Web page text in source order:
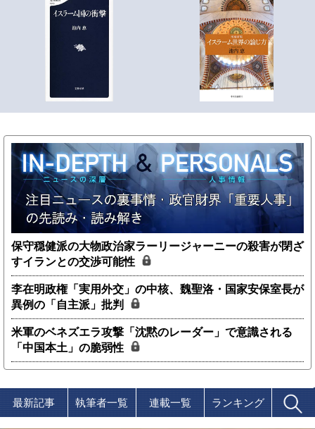
保守穏健派の大物政治家ラーリージャーニーの殺害が閉ざ
すイランとの交渉可能性
李在明政権「実用外交」の中核、魏聖洛・国家安保室長が
異例の「自主派」批判
米軍のベネズエラ攻撃「沈黙のレーダー」で意識される
「中国本土」の脆弱性
最新記事 執筆者一覧 連載一覧 ランキング